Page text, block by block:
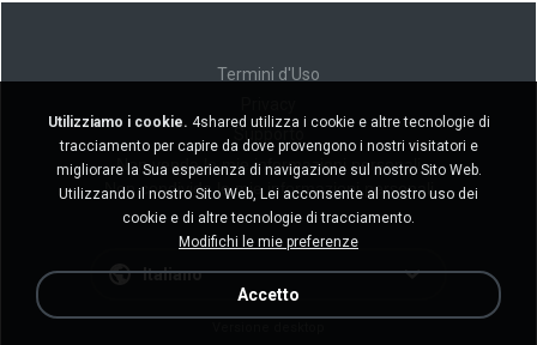
Termini d'Uso
Non venda le mie informazioni personali
Non condivida le mie informazioni personali
Italiano
Utilizziamo i cookie. 4shared utilizza i cookie e altre tecnologie di
tracciamento per capire da dove provengono i nostri visitatori e
migliorare la Sua esperienza di navigazione sul nostro Sito Web.
Utilizzando il nostro Sito Web, Lei acconsente al nostro uso dei
cookie e di altre tecnologie di tracciamento.
Modifichi le mie preferenze
Accetto